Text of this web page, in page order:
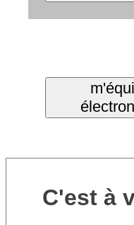
C'est à